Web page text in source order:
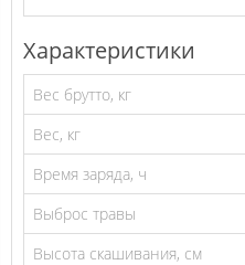
Характеристики
Вес брутто, кг
Вес, кг
Время заряда, ч
Выброс травы
Высота скашивания, см